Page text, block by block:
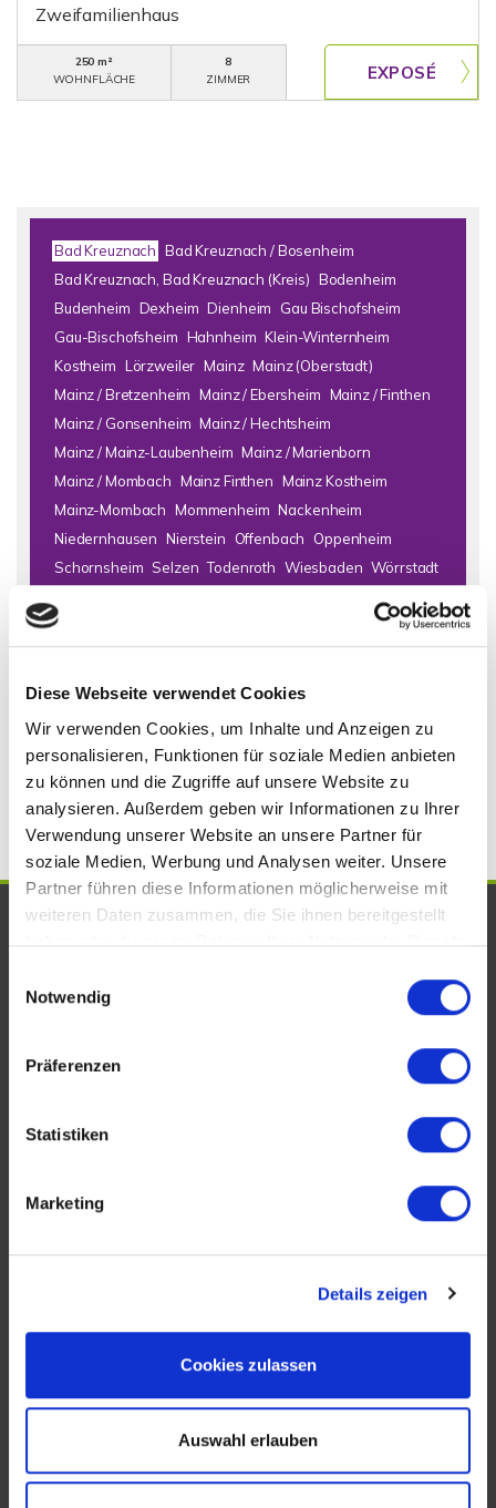
Diese Webseite verwendet Cookies
Wir verwenden Cookies, um Inhalte und Anzeigen zu
personalisieren, Funktionen für soziale Medien anbieten
zu können und die Zugriffe auf unsere Website zu
analysieren. Außerdem geben wir Informationen zu Ihrer
Verwendung unserer Website an unsere Partner für
soziale Medien, Werbung und Analysen weiter. Unsere
Partner führen diese Informationen möglicherweise mit
weiteren Daten zusammen, die Sie ihnen bereitgestellt
haben oder die sie im Rahmen Ihrer Nutzung der Dienste
Notwendig
Präferenzen
Statistiken
Marketing
Details zeigen
Cookies zulassen
Auswahl erlauben
Zweifamilienhaus
250 m²
WOHNFLÄCHE
8
ZIMMER
Bad Kreuznach Bad Kreuznach / Bosenheim
Bad Kreuznach, Bad Kreuznach (Kreis) Bodenheim
Budenheim Dexheim Dienheim
Gau Bischofsheim
Gau-Bischofsheim Hahnheim Klein-Winternheim
Kostheim Lörzweiler Mainz Mainz (Oberstadt)
Mainz / Bretzenheim Mainz / Ebersheim Mainz / Finthen
Mainz / Gonsenheim Mainz / Hechtsheim
Mainz / Mainz-Laubenheim Mainz / Marienborn
Mainz / Mombach Mainz Finthen Mainz Kostheim
Mainz-Mombach Mommenheim Nackenheim
Niedernhausen Nierstein Offenbach
Oppenheim
Schornsheim Selzen Todenroth Wiesbaden Wörrstadt
Kreuznach
kaufen Bad Kreuznach
Immobilie Bad Kreuznach
Immobilienkauf Bad Kreuznach
UNSERE AUSZEICHNUNGEN. WIR
KONTAKT
Bauschheimer Weg 28
Fax: +49 (0) 6131 / 9010188
E-Mail: buero@immobilien-koehler.de